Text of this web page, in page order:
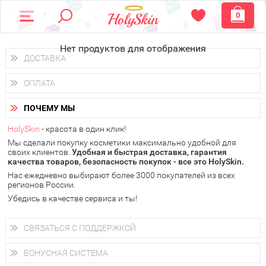
0
Нет продуктов для отображения
ДОСТАВКА
Доставка осуществляетсяпо всем городам России.
Вы можете выбрать доставку курьером, Почтой России или
получить заказ в пунктах выдачи PickPoint или пункте
самовывоза.
В 20 городах России доставка осуществляется ужена
следующий день.
у Вас всегда есть возможность получитьбесплатную
доставку от HolySkin.
подробнее об условиях доставки и оплаты в Вашем городе
ОПЛАТА
Вы можете оплатить свой заказ любым удобным способом:
наличными деньгами (
через интернет-банк (Альфа-банк, Сбербанк) и другими
электронными способами.
ПОЧЕМУ МЫ
HolySkin - красота в один клик!
Мы сделали покупку косметики максимально удобной для
своих клиентов. Удобная и быстрая доставка, гарантия
качества товаров, безопасность покупок - все это HolySkin.
Нас ежедневно выбирают более 3000 покупателей из всех
регионов России.
Убедись в качестве сервиса и ты!
СВЯЗАТЬСЯ С ПОДДЕРЖКОЙ
+7 (800) 707-24-55
Мы будем рады ответить на все Ваши вопросы по работе
магазина, проконсультировать по товарам, рассказать о
БОНУСНАЯ СИСТЕМА